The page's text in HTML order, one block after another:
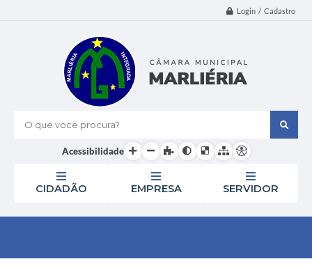
Login / Cadastro
O que voce procura?
Acessibilidade
CIDADÃO EMPRESA SERVIDOR